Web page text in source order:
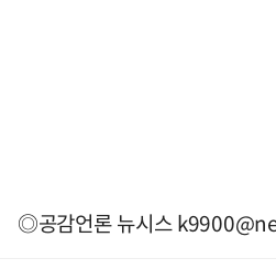
◎공감언론 뉴시스